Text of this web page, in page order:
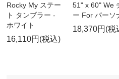
Rocky My ステー
ト タンブラー -
ホワイト
16,110円(税込)
51" x 60" We
ー For パーソ
18,370円(税